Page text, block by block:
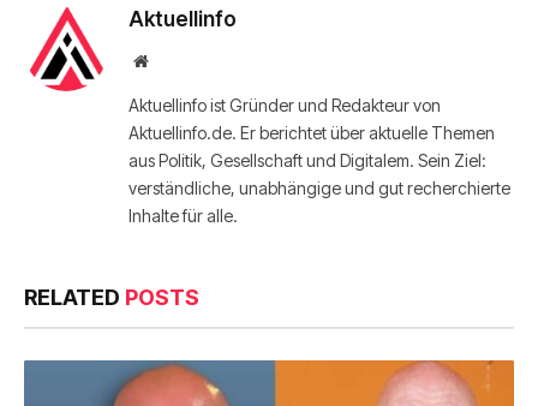
Aktuellinfo
Website
Aktuellinfo ist Gründer und Redakteur von
Aktuellinfo.de. Er berichtet über aktuelle Themen
aus Politik, Gesellschaft und Digitalem. Sein Ziel:
verständliche, unabhängige und gut recherchierte
Inhalte für alle.
RELATED POSTS